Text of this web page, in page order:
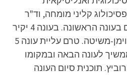
קליני מומחה, וד"ר
ליאת יקיר, שהשתתפה גם בעונה הראשונה. בעונה 4 יקיר
פרשה והוחלפה במעיין בוימן-משיטה. טרם עליית עונה 5
לעונה הבאה ובמקומו
הורוביץ. תוכנית סיום העונה